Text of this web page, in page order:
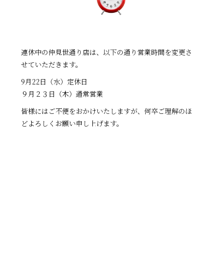
連休中の仲見世通り店は、以下の通り営業時間を変更さ
せていただきます。
9月22日（水）定休日
９月２３日（木）通常営業
皆様にはご不便をおかけいたしますが、何卒ご理解のほ
どよろしくお願い申し上げます。